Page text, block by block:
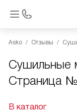
Asko Отзывы
Сушильные
Страница
В каталог